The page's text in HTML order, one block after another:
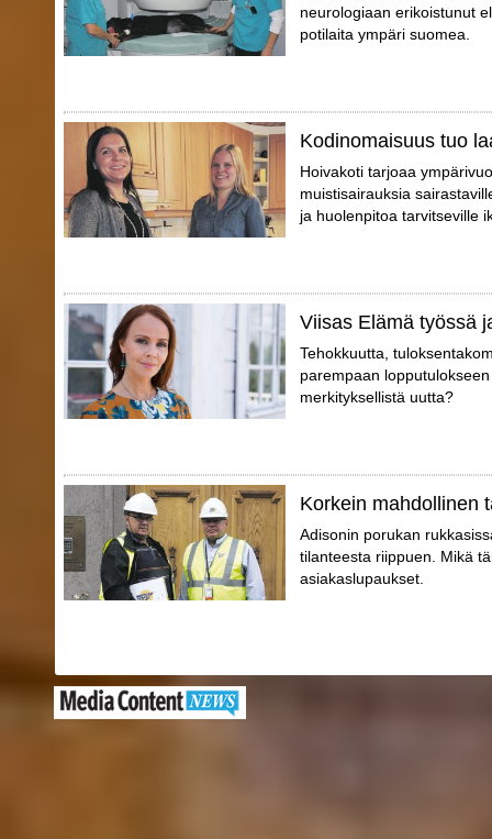
neurologiaan erikoistunut
potilaita ympäri suomea.
Kodinomaisuus tuo
Hoivakoti tarjoaa
muistisairauksia
ja huolenpitoa tarvitseville
Viisas Elämä työssä
Tehokkuutta,
parempaan
merkityksellistä uutta?
Korkein mahdollinen
Adisonin porukan
tilanteesta riippuen. Mikä
asiakaslupaukset.